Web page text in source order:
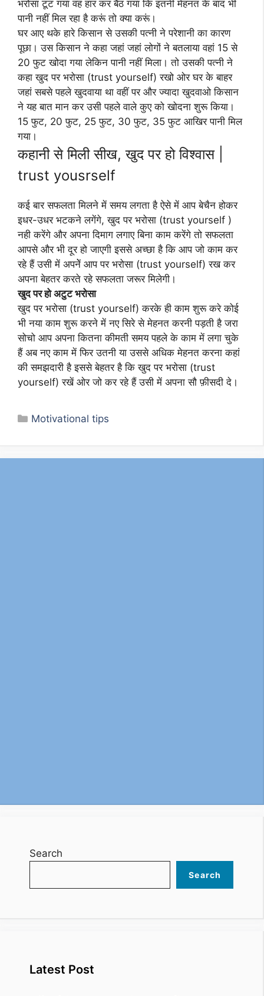
भरोसा टूट गया वह हार कर बैठ गया कि इतनी मेहनत के बाद भी
पानी नहीं मिल रहा है करूं तो क्या करूं।
घर आए थके हारे किसान से उसकी पत्नी ने परेशानी का कारण
पूछा। उस किसान ने कहा जहां जहां लोगों ने बतलाया वहां 15 से
20 फुट खोदा गया लेकिन पानी नहीं मिला। तो उसकी पत्नी ने
कहा खुद पर भरोसा (trust yourself) रखो ओर घर के बाहर
जहां सबसे पहले खुदवाया था वहीं पर और ज्यादा खुदवाओ किसान
ने यह बात मान कर उसी पहले वाले कुए को खोदना शुरू किया।
15 फुट, 20 फुट, 25 फुट, 30 फुट, 35 फुट आखिर पानी मिल
गया।
कहानी से मिली सीख, खुद पर हो विश्वास |
trust yousrself
कई बार सफलता मिलने में समय लगता है ऐसे में आप बेचैन होकर
इधर-उधर भटकने लगेंगे, खुद पर भरोसा (trust yourself )
नही करेंगे और अपना दिमाग लगाए बिना काम करेंगे तो सफलता
आपसे और भी दूर हो जाएगी इससे अच्छा है कि आप जो काम कर
रहे हैं उसी में अपनेें आप पर भरोसा (trust yourself) रख कर
अपना बेहतर करते रहे सफलता जरूर मिलेगी।
खुद पर हो अटुट भरोसा
खुद पर भरोसा (trust yourself) करके ही काम शुरू करे कोई
भी नया काम शुरू करने में नए सिरे से मेहनत करनी पड़ती है जरा
सोचो आप अपना कितना कीमती समय पहले के काम में लगा चुके
हैं अब नए काम में फिर उतनी या उससे अधिक मेहनत करना कहां
की समझदारी है इससे बेहतर है कि खुद पर भरोसा (trust
yourself) रखें ओर जो कर रहे हैं उसी में अपना सौ फ़ीसदी दे।
Categories
Motivational tips
Search
Search
Latest Post